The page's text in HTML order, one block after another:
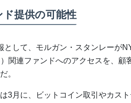
提供の可能性
として、モルガン・スタンレーが
関連ファンドへのアクセスを、顧
。
3月に、ビットコイン取引やカス